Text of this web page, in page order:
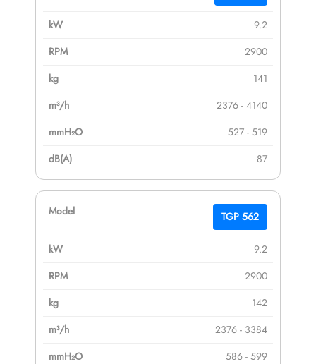
9.2
2900
141
2376 - 4140
527 - 519
87
TGP 562
9.2
2900
142
2376 - 3384
586 - 599